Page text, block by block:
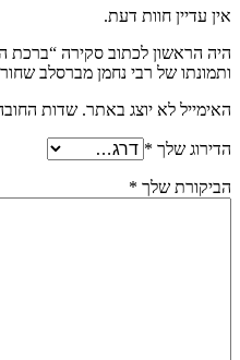
אין עדיין חוות דעת.
היה הראשון לכתוב סקירה “ברכת
ותמונתו של רבי נחמן מברסלב
האימייל לא יוצג באתר. שדות
הדירוג שלך *
הביקורת שלך *